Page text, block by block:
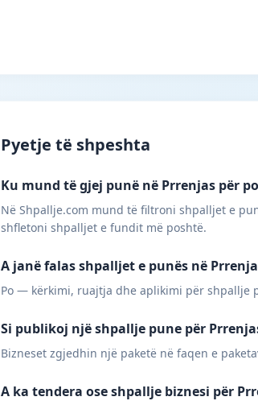
Pyetje të shpeshta
Ku mund të gjej punë në Prrenjas për
Në Shpallje.com mund të filtroni shpalljet e
shfletoni shpalljet e fundit më poshtë.
A janë falas shpalljet e punës në
Po — kërkimi, ruajtja dhe aplikimi për shpallje
Si publikoj një shpallje pune për
Bizneset zgjedhin një paketë në faqen e
A ka tendera ose shpallje biznesi për